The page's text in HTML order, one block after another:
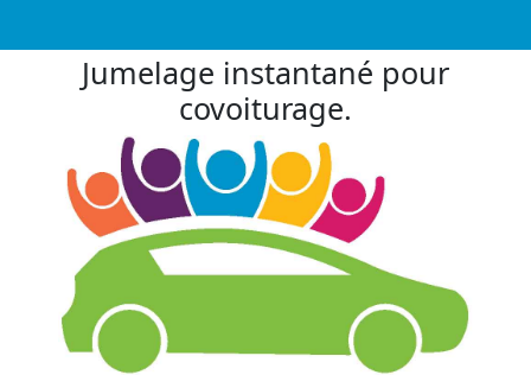
Jumelage instantané pour
covoiturage.